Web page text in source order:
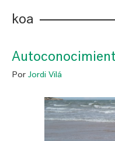
koa
Por Jordi Vilá